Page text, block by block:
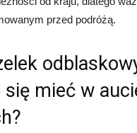
przed podróżą.
się mieć w